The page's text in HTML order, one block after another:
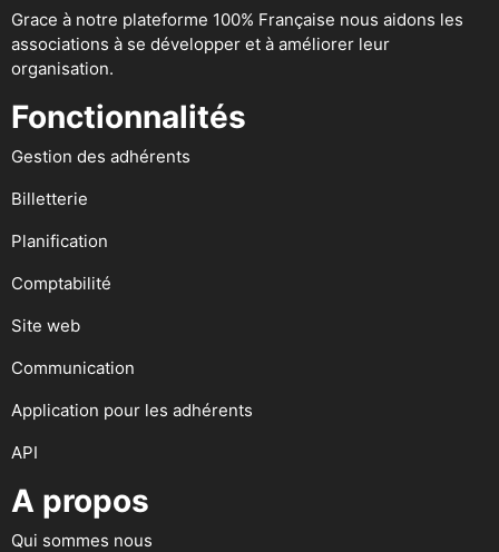
Grace à notre plateforme 100% Française nous aidons les
associations à se développer et à améliorer leur
organisation.
Fonctionnalités
Gestion des adhérents
Billetterie
Planification
Comptabilité
Site web
Communication
Application pour les adhérents
API
A propos
Qui sommes nous